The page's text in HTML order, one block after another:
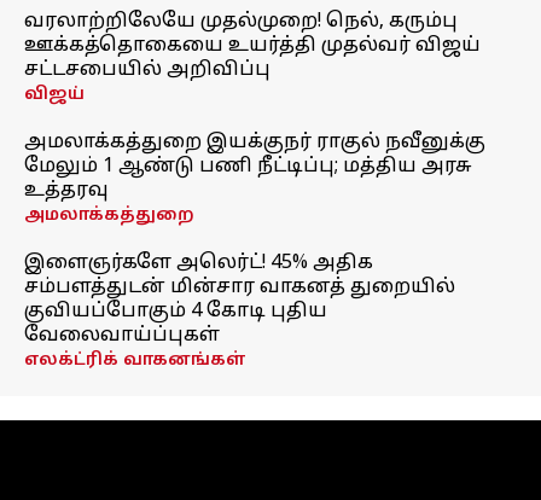
வரலாற்றிலேயே முதல்முறை! நெல், கரும்பு
ஊக்கத்தொகையை உயர்த்தி முதல்வர் விஜய்
சட்டசபையில் அறிவிப்பு
விஜய்
அமலாக்கத்துறை இயக்குநர் ராகுல் நவீனுக்கு
மேலும் 1 ஆண்டு பணி நீட்டிப்பு; மத்திய அரசு
உத்தரவு
அமலாக்கத்துறை
இளைஞர்களே அலெர்ட்! 45% அதிக
சம்பளத்துடன் மின்சார வாகனத் துறையில்
குவியப்போகும் 4 கோடி புதிய
வேலைவாய்ப்புகள்
எலக்ட்ரிக் வாகனங்கள்